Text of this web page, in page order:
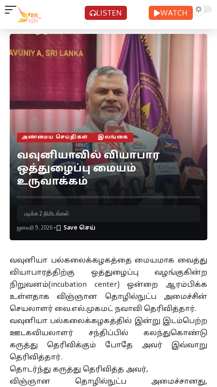
LISTEN WATCH
அண்மைய செய்திகள் இலங்கை
வவுனியாவில் வியாபார
ஒத்துழைப்பு மையம்
உருவாக்கம்
ஜனவரி 9, 2026
படிக்க 2 நிமிடங்கள்
வவுனியா பல்கலைக்கழகத்தை மையமாக வைத்து
வியாபாரத்திற்கு ஒத்துழைப்பு வழங்குகின்ற
நிறுவனம்(incubation center) ஒன்றை ஆரம்பிக்க
உள்ளதாக விஞ்ஞான தொழில்நுட்ப அமைச்சின்
செயலாளர் வை.எல்.முகமட் நவாவி தெரிவித்தார்.
வவுனியா பல்கலைக்கழகத்தில் இன்று இடம்பெற்ற
ஊடகவியலாளர் சந்திப்பில் கலந்துகொண்டு
கருத்து தெரிவிக்கும் போதே அவர் இவ்வாறு
தெரிவித்தார்.
தொடர்ந்து கருத்து தெரிவித்த அவர்,
விஞ்ஞான தொழில்நுட்ப அமைச்சானது,